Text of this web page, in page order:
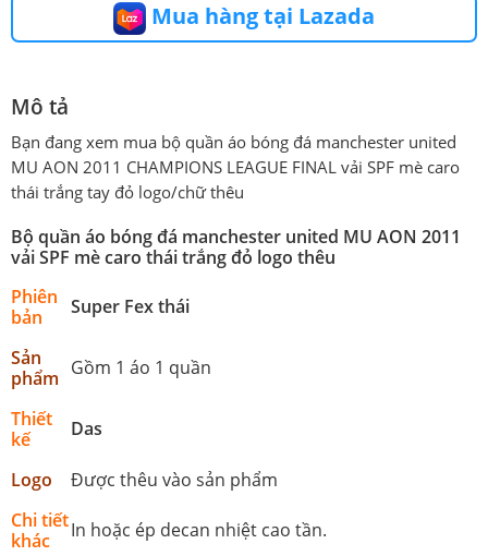
Mua hàng tại Lazada
Mô tả
Bạn đang xem mua bộ quần áo bóng đá manchester united
MU AON 2011 CHAMPIONS LEAGUE FINAL vải SPF mè caro
thái trắng tay đỏ logo/chữ thêu
Bộ quần áo bóng đá manchester united MU AON 2011
vải SPF mè caro thái trắng đỏ logo thêu
Phiên
bản
Super Fex thái
Sản
phẩm Gồm 1 áo 1 quần
Thiết
kế
Das
Logo
Được thêu vào sản phẩm
Chi tiết
khác
In hoặc ép decan nhiệt cao tần.